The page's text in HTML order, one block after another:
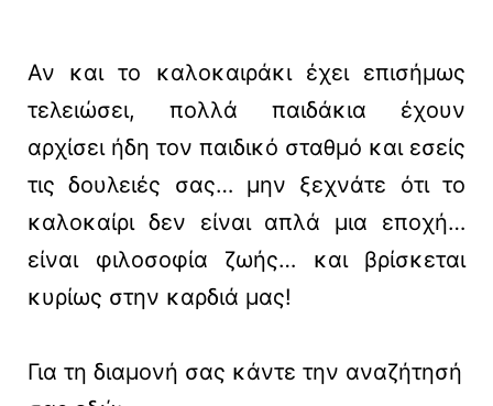
Αν και το καλοκαιράκι έχει επισήμως
τελειώσει, πολλά παιδάκια έχουν
αρχίσει ήδη τον παιδικό σταθμό και εσείς
τις δουλειές σας… μην ξεχνάτε ότι το
καλοκαίρι δεν είναι απλά μια εποχή…
είναι φιλοσοφία ζωής… και βρίσκεται
κυρίως στην καρδιά μας!
Για τη διαμονή σας κάντε την αναζήτησή